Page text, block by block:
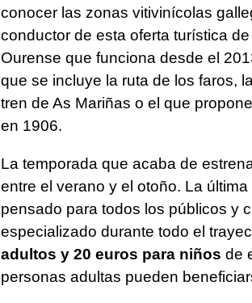
conocer las zonas vitivinícolas
conductor de esta oferta turística de
Ourense que funciona desde el
que se incluye la ruta de los faros,
tren de As Mariñas o el que
en 1906.
La temporada que acaba de
entre el verano y el otoño. La
pensado para todos los públicos y
especializado durante todo el
adultos y 20 euros para niños de
personas adultas pueden